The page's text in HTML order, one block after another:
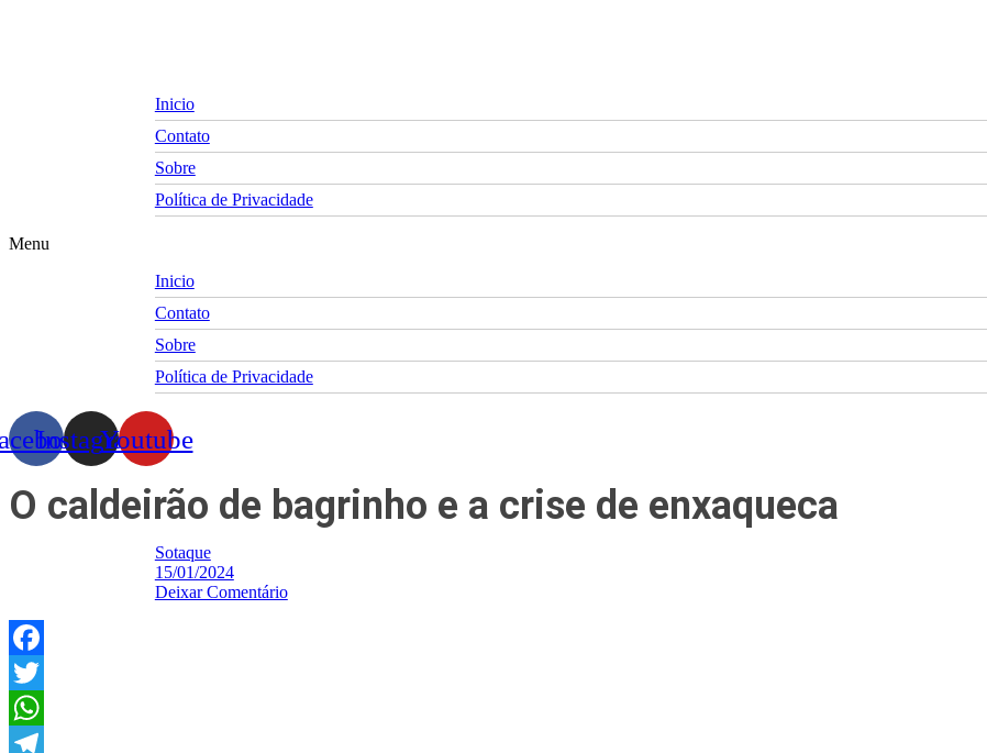
Inicio
Contato
Sobre
Política de Privacidade
Menu
Inicio
Contato
Sobre
Política de Privacidade
InstagramYoutube
O caldeirão de bagrinho e a crise de enxaqueca
Sotaque
15/01/2024
Deixar Comentário
Facebook
Twitter
WhatsApp